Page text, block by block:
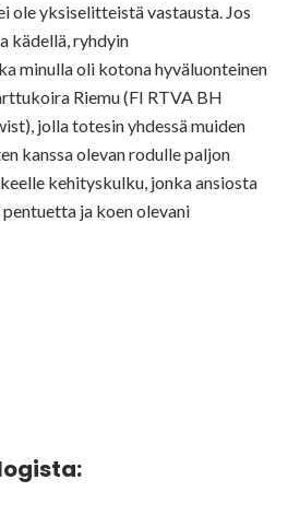
ole yksiselitteistä vastausta. Jos
kädellä, ryhdyin
minulla oli kotona hyväluonteinen
Riemu (FI RTVA BH
jolla totesin yhdessä muiden
kanssa olevan rodulle paljon
kehityskulku, jonka ansiosta
ja koen olevani